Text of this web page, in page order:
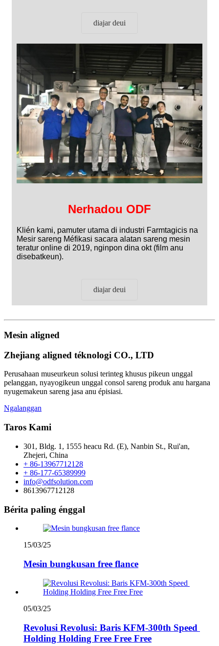
diajar deui
Nerhadou ODF
Klién kami, pamuter utama di industri Farmtagicis na
Mesir sareng Méfikasi sacara alatan sareng mesin
teratur online di 2019, nginpon dina okt (film anu
disebatkeun).
diajar deui
Mesin aligned
Zhejiang aligned téknologi CO., LTD
Perusahaan museurkeun solusi terinteg khusus pikeun unggal
pelanggan, nyayogikeun unggal consol sareng produk anu hargana
nyugemakeun sareng jasa anu épisiasi.
Ngalanggan
Taros Kami
301, Bldg. 1, 1555 heacu Rd. (E), Nanbin St., Rui'an,
Zhejeri, China
+ 86-13967712128
+ 86-177-65389999
info@odfsolution.com
8613967712128
Bérita paling énggal
15/03/25
Mesin bungkusan free flance
05/03/25
Revolusi Revolusi: Baris KFM-300th Speed ​​
Holding Holding Free Free Free